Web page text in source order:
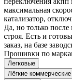
максимальная
катализатор,
Да, но только после
строя. Есть и
заказ, на базе
Прошивки по
Легковые
Лёгкие коммерческие